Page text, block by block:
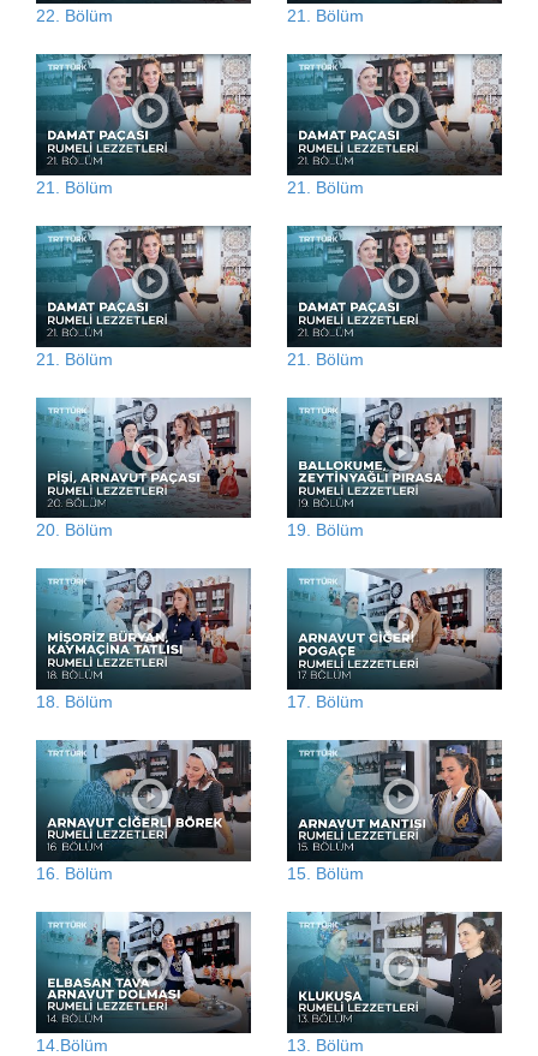
22. Bölüm 21. Bölüm
21. Bölüm 21. Bölüm
21. Bölüm 21. Bölüm
20. Bölüm 19. Bölüm
18. Bölüm 17. Bölüm
16. Bölüm 15. Bölüm
14.Bölüm 13. Bölüm